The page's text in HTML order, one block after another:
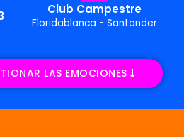
Club Campestre
Floridablanca - Santander
LAS EMOCIONES